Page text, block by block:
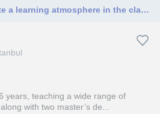
I'm so motivated to create a learning atmosphere in the class.
years, teaching a wide range of
with two master’s de...